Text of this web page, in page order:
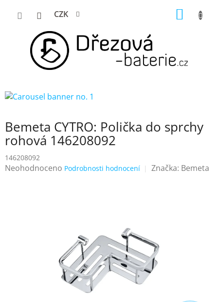
CZK
Bemeta CYTRO: Polička do sprchy
rohová 146208092
146208092
Průměrné
Neohodnoceno Podrobnosti hodnocení Značka: Bemeta